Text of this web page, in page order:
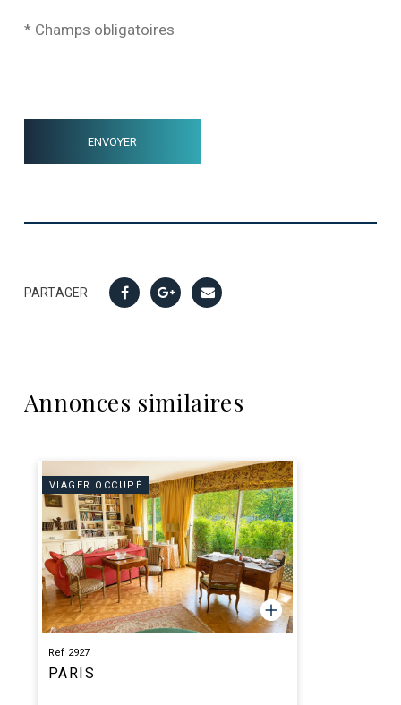
* Champs obligatoires
PARTAGER
Annonces similaires
VIAGER OCCUPÉ
Ref 2927
PARIS